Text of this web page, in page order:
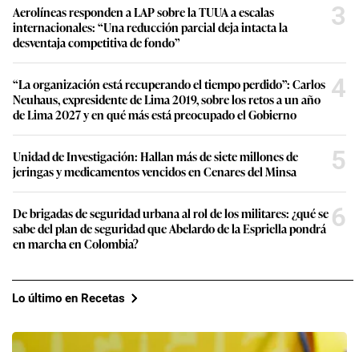
Aerolíneas responden a LAP sobre la TUUA a escalas
internacionales: “Una reducción parcial deja intacta la
desventaja competitiva de fondo”
3
“La organización está recuperando el tiempo perdido”: Carlos
Neuhaus, expresidente de Lima 2019, sobre los retos a un año
de Lima 2027 y en qué más está preocupado el Gobierno
4
Unidad de Investigación: Hallan más de siete millones de
jeringas y medicamentos vencidos en Cenares del Minsa
5
De brigadas de seguridad urbana al rol de los militares: ¿qué se
sabe del plan de seguridad que Abelardo de la Espriella pondrá
en marcha en Colombia?
6
Lo último en Recetas